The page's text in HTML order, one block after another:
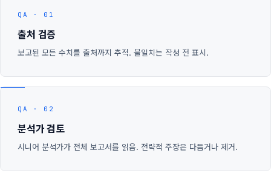
QA · 01
출처 검증
보고된 모든 수치를 출처까지 추적. 불일치는 작성 전 표시.
QA · 02
분석가 검토
시니어 분석가가 전체 보고서를 읽음. 전략적 주장은 다듬거나 제거.